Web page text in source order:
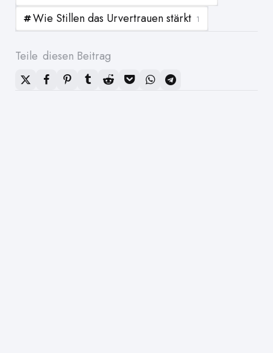
Wie Stillen das Urvertrauen stärkt 1
Teile diesen Beitrag